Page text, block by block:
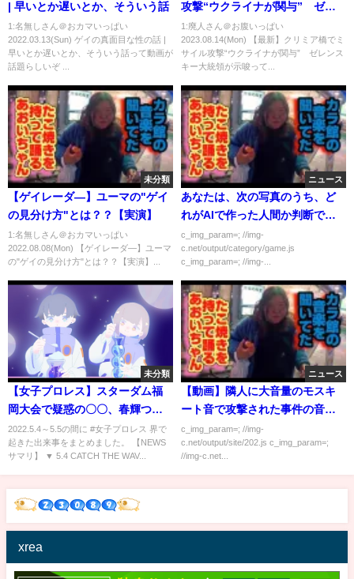
| 早いとか遅いとか、そういう話
1:名無しさん＠おカマいっぱい
2022.03.13(Sun) ゲイの真面目な性の話 |
早いとか遅いとか、そういう話って動画が
話題らしいぞ ...
攻撃“ウクライナが関与” ゼレ
ンスキー大統領が示唆
1:廃人さん＠お腹いっぱい
2023.08.14(Mon) 【最新】クリミア橋でミ
サイル攻撃“ウクライナが関与” ゼレンス
キー大統領が示唆って...
未分類
【ゲイレーダ―】ユーマの"ゲイ
の見分け方"とは？？【実演】
1:名無しさん＠おカマいっぱい
2022.08.08(Mon) 【ゲイレーダ―】ユーマ
の"ゲイの見分け方"とは？？【実演】...
ニュース
あなたは、次の写真のうち、ど
れがAIで作った人間か判断でき
ますか？
c_img_param=; //img-
c.net/output/category/game.js
c_img_param=; //img-...
未分類
【女子プロレス】スターダム福
岡大会で疑惑の〇〇、春輝つく
し引退興行でベストバウトはま
さかのあの選手！
2022.5.4～5.5の間に #女子プロレス 界で
起きた出来事をまとめました。 【NEWS
サマリ】 ▼ 5.4 CATCH THE WAV...
ニュース
【動画】隣人に大音量のモスキ
ート音で攻撃された事件の音が
ヤバイｗｗｗｗｗｗ
c_img_param=; //img-
c.net/output/site/202.js c_img_param=;
//img-c.net...
xrea